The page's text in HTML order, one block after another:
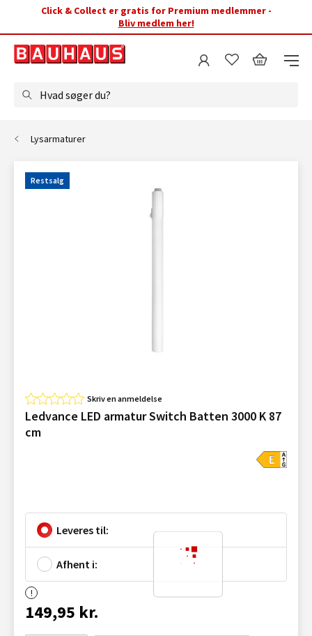
Click & Collect er gratis for Premium medlemmer -
Bliv medlem her!
Hvad søger du?
Lysarmaturer
Restsalg
Skriv en anmeldelse
Ledvance LED armatur Switch Batten 3000 K 87
cm
Leveres til:
Afhent i:
149,95 kr.